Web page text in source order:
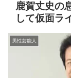
鹿賀丈史の
して仮面ラ
男性芸能人